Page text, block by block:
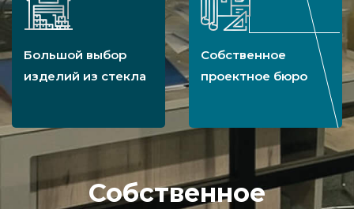
Большой выбор
изделий из стекла
Собственное
проектное бюро
Собственное